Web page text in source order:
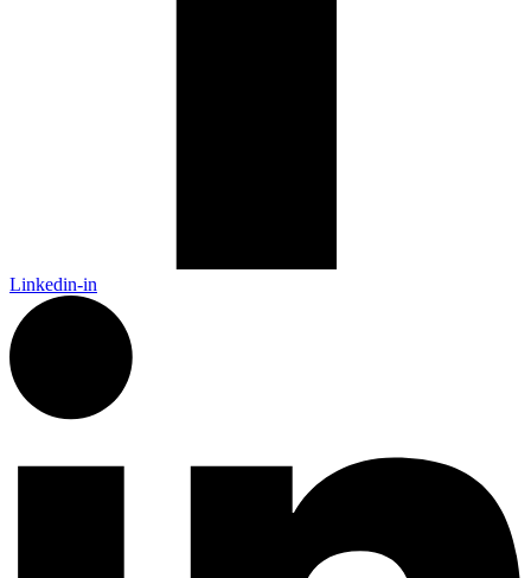
Linkedin-in